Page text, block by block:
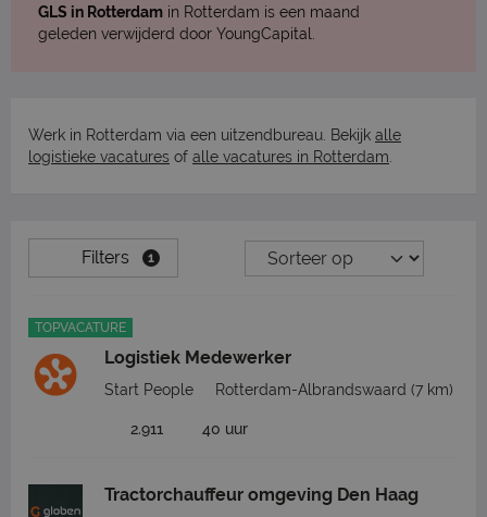
GLS in Rotterdam in Rotterdam is een maand
geleden verwijderd door YoungCapital.
Werk in Rotterdam via een uitzendbureau. Bekijk alle
logistieke vacatures of alle vacatures in Rotterdam
Filters 1
TOPVACATURE
Logistiek Medewerker
Start People Rotterdam-Albrandswaard (7 km)
2.911 40 uur
Tractorchauffeur omgeving Den Haag